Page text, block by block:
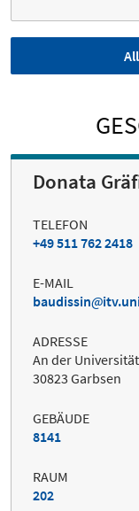
Donata
TELEFON
+49 511 762 2418
E-MAIL
baudissin
ADRESSE
An der
30823 Garbsen
GEBÄUDE
8141
RAUM
202